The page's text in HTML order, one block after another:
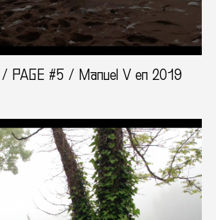
/ PAGE #5 / Manuel V en 2019